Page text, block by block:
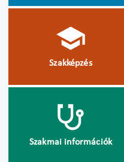
Szakképzés
Szakmai információk